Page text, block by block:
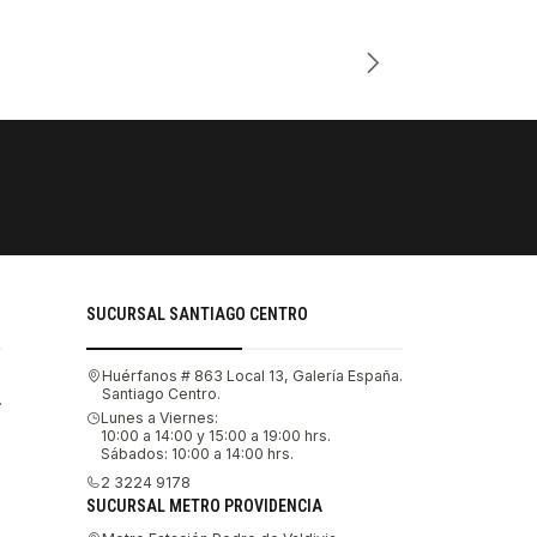
SUCURSAL SANTIAGO CENTRO
Huérfanos # 863 Local 13, Galería España.
Santiago Centro.
Lunes a Viernes:
10:00 a 14:00 y 15:00 a 19:00 hrs.
Sábados: 10:00 a 14:00 hrs.
2 3224 9178
SUCURSAL METRO PROVIDENCIA